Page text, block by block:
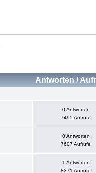
Antworten /
0 Antworten
7495 Aufrufe
0 Antworten
7607 Aufrufe
1 Antworten
8371 Aufrufe